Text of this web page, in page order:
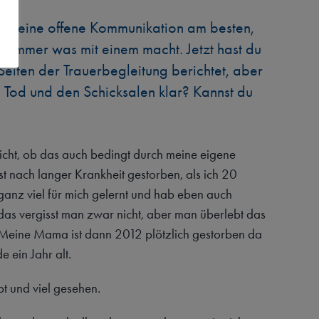
eine offene Kommunikation am besten,
immer was mit einem macht. Jetzt hast du
der Trauerbegleitung berichtet, aber
und den Schicksalen klar? Kannst du
ob das auch bedingt durch meine eigene
nach langer Krankheit gestorben, als ich 20
viel für mich gelernt und hab eben auch
vergisst man zwar nicht, aber man überlebt das
Mama ist dann 2012 plötzlich gestorben da
ein Jahr alt.
und viel gesehen.